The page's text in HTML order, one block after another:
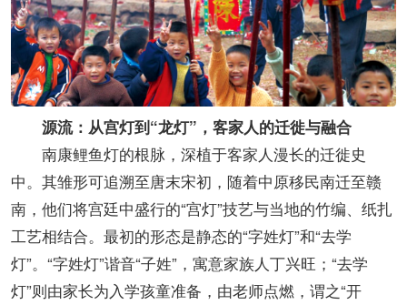
源流：从宫灯到“龙灯”，客家人的迁徙与融合
南康鲤鱼灯的根脉，深植于客家人漫长的迁徙史
中。其雏形可追溯至唐末宋初，随着中原移民南迁至赣
南，他们将宫廷中盛行的“宫灯”技艺与当地的竹编、纸扎
工艺相结合。最初的形态是静态的“字姓灯”和“去学
灯”。“字姓灯”谐音“子姓”，寓意家族人丁兴旺；“去学
灯”则由家长为入学孩童准备，由老师点燃，谓之“开